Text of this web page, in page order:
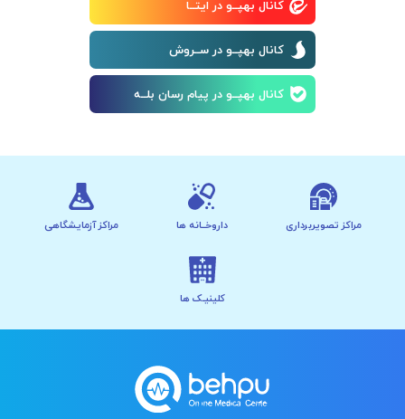
کانال بهپــو در ایتــا
کانال بهپــو در ســروش
کانال بهپــو در پیام رسان بلــه
مراکز تصویربرداری داروخــانه ها مراکز آزمایشگاهی
کلینیـک ها